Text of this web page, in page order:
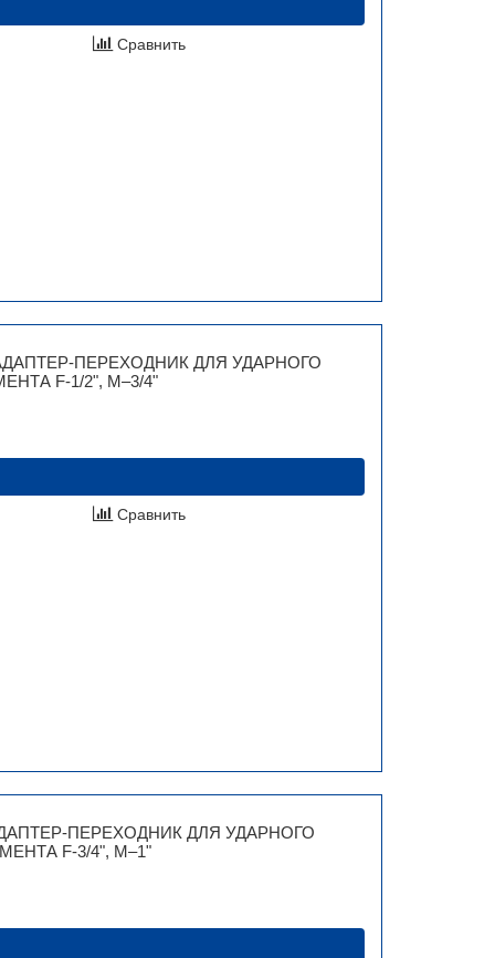
Сравнить
ПЕРЕХОДНИК ДЛЯ УДАРНОГО
F-1/2", M–3/4"
Сравнить
ПЕРЕХОДНИК ДЛЯ УДАРНОГО
F-3/4", M–1"